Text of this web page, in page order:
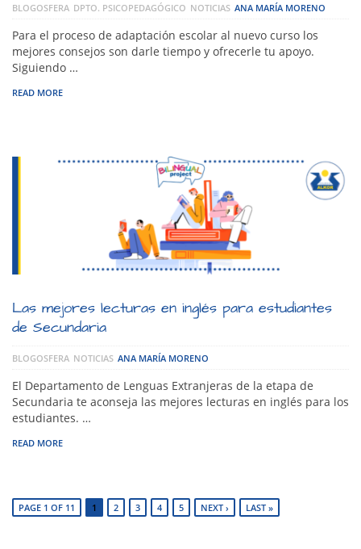
BLOGOSFERA DPTO. PSICOPEDAGÓGICO NOTICIAS ANA MARÍA MORENO
Para el proceso de adaptación escolar al nuevo curso los
mejores consejos son darle tiempo y ofrecerle tu apoyo.
Siguiendo …
READ MORE
Las mejores lecturas en inglés para estudiantes
de Secundaria
BLOGOSFERA NOTICIAS ANA MARÍA MORENO
El Departamento de Lenguas Extranjeras de la etapa de
Secundaria te aconseja las mejores lecturas en inglés para los
estudiantes. …
READ MORE
PAGE 1 OF 11 1 2 3 4 5 NEXT › LAST »